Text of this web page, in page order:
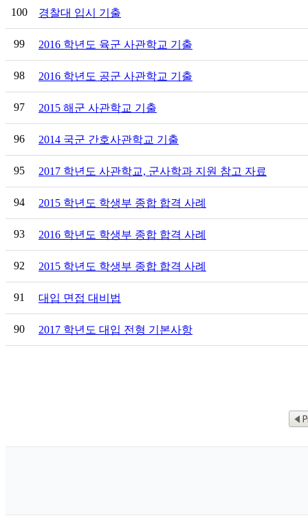
100 경찰대 입시 기출
99 2016 학년도 육군 사관학교 기출
98 2016 학년도 공군 사관학교 기출
97 2015 해군 사관학교 기출
96 2014 국군 간호사관학교 기출
95 2017 학년도 사관학교, 군사학과 지원 참고 자료
94 2015 학년도 학생부 종합 합격 사례
93 2016 학년도 학생부 종합 합격 사례
92 2015 학년도 학생부 종합 합격 사례
91 대입 면접 대비법
90 2017 학년도 대입 전형 기본사항